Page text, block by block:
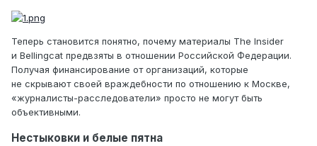
Теперь становится понятно, почему материалы The Insider
и Bellingcat предвзяты в отношении Российской Федерации.
Получая финансирование от организаций, которые
не скрывают своей враждебности по отношению к Москве,
«журналисты-расследователи» просто не могут быть
объективными.
Нестыковки и белые пятна